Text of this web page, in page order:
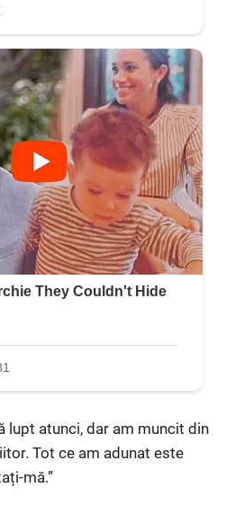
lupt atunci, dar am muncit din
Tot ce am adunat este
mă.”